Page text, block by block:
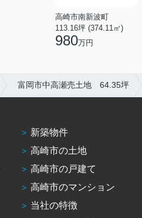
高崎市南新波町
113.16坪 (374.11㎡)
980万円
富岡市中高瀬売土地 64.35坪
新築物件
高崎市の土地
高崎市の戸建て
高崎市のマンション
当社の特徴